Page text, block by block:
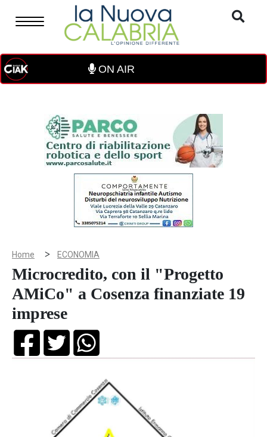
ON AIR
Home > ECONOMIA
Microcredito, con il "Progetto
AMiCo" a Cosenza finanziate 19
imprese